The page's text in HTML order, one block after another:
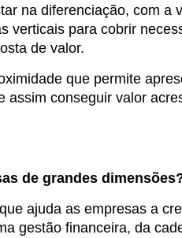
na diferenciação, com a
verticais para cobrir
de valor.
que permite
assim conseguir valor
de grandes
ajuda as empresas a
gestão financeira, da